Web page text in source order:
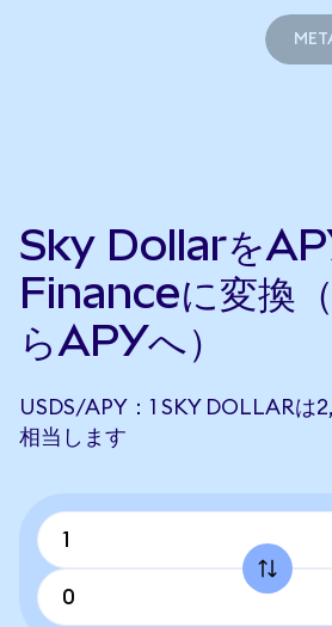
Sky Dollarを
Financeに変換
らAPYへ）
USDS/APY：1 SKY DOLLARは
相当します